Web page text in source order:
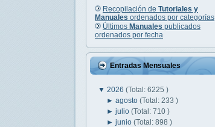
Recopilación de Tutoriales y
Manuales ordenados por categorías
Últimos Manuales publicados
ordenados por fecha
Entradas Mensuales
▼ 2026 (Total: 6225 )
►agosto(Total: 233 )
►julio(Total: 710 )
►junio(Total: 898 )